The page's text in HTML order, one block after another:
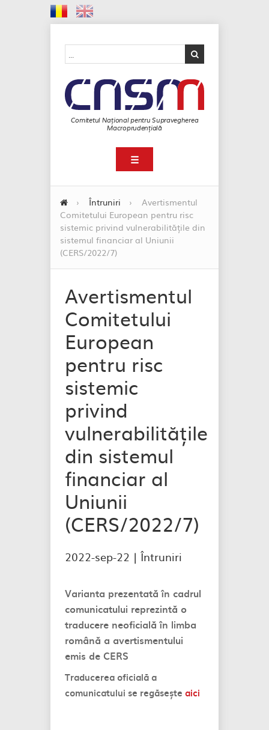
Comitetul Național pentru Supravegherea
Macroprudențială
☰
› Întruniri ›
Avertismentul
Comitetului European pentru risc
sistemic privind vulnerabilitățile din
sistemul financiar al Uniunii
(CERS/2022/7)
Avertismentul
Comitetului
European
pentru risc
sistemic
privind
vulnerabilitățile
din sistemul
financiar al
Uniunii
(CERS/2022/7)
2022-sep-22 | Întruniri
Varianta prezentată în cadrul
comunicatului reprezintă o
traducere neoficială în limba
română a avertismentului
emis de CERS
Traducerea oficială a
comunicatului se regăsește aici